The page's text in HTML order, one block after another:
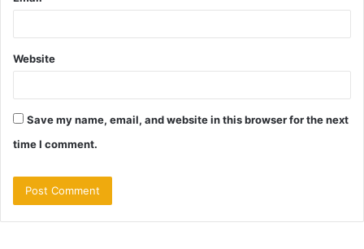
Website
Save my name, email, and website in this browser for the next
time I comment.